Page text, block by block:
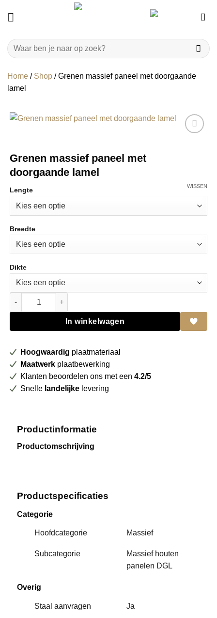
Zoeken
naar:
Home / Shop /Grenen massief paneel met doorgaande
lamel
Grenen massief paneel met
doorgaande lamel
Lengte
Breedte
Dikte
WISSEN
Grenen massief paneel met doorgaande lamel aantal
In winkelwagen
Hoogwaardig plaatmateriaal
Maatwerk plaatbewerking
Klanten beoordelen ons met een 4.2/5
Snelle landelijke levering
Productinformatie
Productomschrijving
Productspecificaties
Categorie
Hoofdcategorie Massief
Subcategorie
Massief houten
panelen DGL
Overig
Staal aanvragen Ja